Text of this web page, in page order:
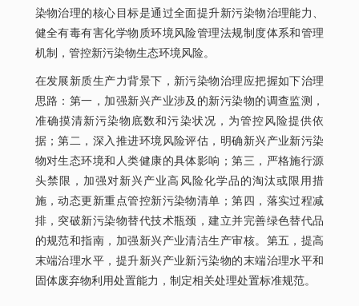
染物治理的核心目标是通过全面提升新污染物治理能力、
健全有毒有害化学物质环境风险管理法规制度体系和管理
机制，管控新污染物生态环境风险。
在发展新质生产力背景下，新污染物治理应把握如下治理
思路：第一，加强新兴产业涉及的新污染物的调查监测，
准确摸清新污染物底数和污染状况，为管控风险提供依
据；第二，深入推进环境风险评估，明确新兴产业新污染
物对生态环境和人类健康的具体影响；第三，严格施行源
头禁限，加强对新兴产业高风险化学品的淘汰或限用措
施，动态更新重点管控新污染物清单；第四，落实过程减
排，突破新污染物替代技术瓶颈，建立并完善绿色替代品
的规范和指南，加强新兴产业清洁生产审核。第五，提高
末端治理水平，提升新兴产业新污染物的末端治理水平和
固体废弃物利用处置能力，制定相关处理处置标准规范。